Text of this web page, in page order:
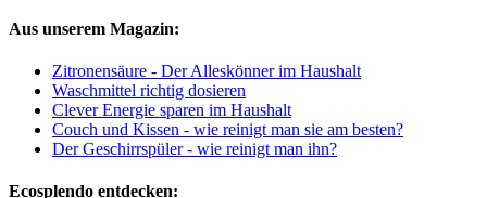
Aus unserem Magazin:
Zitronensäure - Der Alleskönner im Haushalt
Waschmittel richtig dosieren
Clever Energie sparen im Haushalt
Couch und Kissen - wie reinigt man sie am besten?
Der Geschirrspüler - wie reinigt man ihn?
Ecosplendo entdecken: